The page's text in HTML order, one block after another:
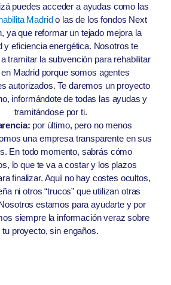
puedes acceder a ayudas como las
Madrido las de los fondos Next
ya que reformar un tejado mejora la
y eficiencia energética. Nosotros te
tramitar la subvención para rehabilitar
Madrid porque somos agentes
autorizados. Te daremos un proyecto
informándote de todas las ayudas y
tramitándose por ti.
por último, pero no menos
una empresa transparente en sus
En todo momento, sabrás cómo
lo que te va a costar y los plazos
finalizar. Aquí no hay costes ocultos,
ni otros “trucos” que utilizan otras
estamos para ayudarte y por
siempre la información veraz sobre
tu proyecto, sin engaños.